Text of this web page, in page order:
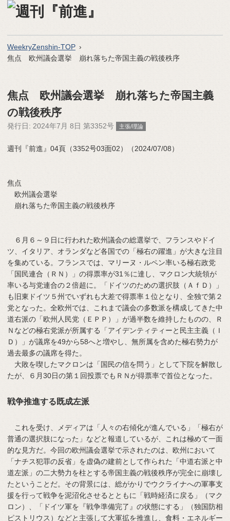
WeekryZenshin-TOP
焦点 欧州議会選挙 崩れ落ちた帝国主義の戦後秩序
焦点 欧州議会選挙 崩れ落ちた帝国主義
の戦後秩序
発行日: 2024年7月 8日 第3352号 主張/理論
週刊『前進』04頁（3352号03面02）（2024/07/08）
焦点
欧州議会選挙
崩れ落ちた帝国主義の戦後秩序
６月６～９日に行われた欧州議会の総選挙で、フランスやドイ
ツ、イタリア、オランダなど各国での「極右の躍進」が大きな注目
を集めている。フランスでは、マリーヌ・ルペン率いる極右政党
「国民連合（ＲＮ）」の得票率が31％に達し、マクロン大統領が
率いる与党連合の２倍超に。「ドイツのための選択肢（ＡｆＤ）」
も旧東ドイツ５州でいずれも大差で得票率１位となり、全独で第２
党となった。全欧州では、これまで議会の多数派を構成してきた中
道右派の「欧州人民党（ＥＰＰ）」が過半数を維持したものの、Ｒ
Ｎなどの極右党派が所属する「アイデンティティーと民主主義（Ｉ
Ｄ）」が議席を49から58へと増やし、無所属を含めた極右勢力が
過去最多の議席を得た。
大敗を喫したマクロンは「国民の信を問う」として下院を解散し
たが、６月30日の第１回投票でもＲＮが得票率で首位となった。
戦争推進する既成左派
これを受け、メディアは「人々の右傾化が進んでいる」「極右が
普通の選択肢になった」などと報道しているが、これは極めて一面
的な見方だ。今回の欧州議会選挙で示されたのは、欧州において
「ナチス犯罪の反省」を虚偽の建前として作られた「中道右派と中
道左派」の二大勢力を柱とする帝国主義の戦後秩序が完全に崩壊し
たということだ。その背景には、総がかりでウクライナへの軍事支
援を行って戦争を泥沼化させるとともに「戦時経済に戻る」（マク
ロン）、「ドイツ軍を『戦争準備完了』の状態にする」（独国防相
ピストリウス）などと主張して大軍拡を推進し、食料・エネルギー